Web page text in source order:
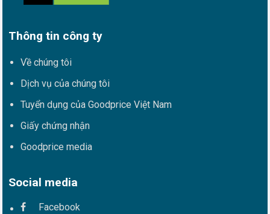
Thông tin công ty
Về chúng tôi
Dịch vụ của chúng tôi
Tuyển dụng của Goodprice Việt Nam
Giấy chứng nhận
Goodprice media
Social media
Facebook